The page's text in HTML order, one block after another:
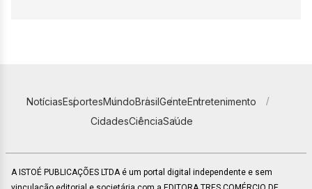
NotíciasEsportesMundoBrasilGenteEntretenimento
CidadesCiênciaSaúde
A ISTOÉ PUBLICAÇÕES LTDA é um portal digital independente e sem